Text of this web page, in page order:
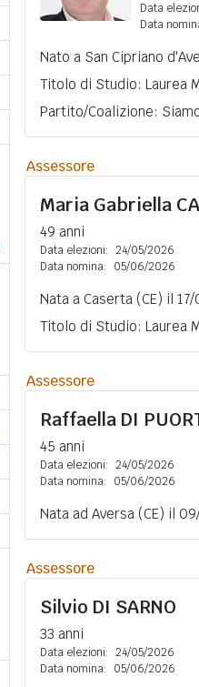
Data
Data
Nato a San Cipriano
Titolo di Studio: Laurea
Partito/Coalizione:
Assessore
Maria Gabriella
49 anni
Data elezioni: 24/05/2026
Data nomina:
05/06/2026
Nata a Caserta (CE) il 17/
Titolo di Studio: Laurea
Assessore
Raffaella DI
45 anni
Data elezioni: 24/05/2026
Data nomina:
05/06/2026
Nata ad Aversa (CE) il
Assessore
Silvio DI SARNO
33 anni
Data elezioni: 24/05/2026
Data nomina:
05/06/2026